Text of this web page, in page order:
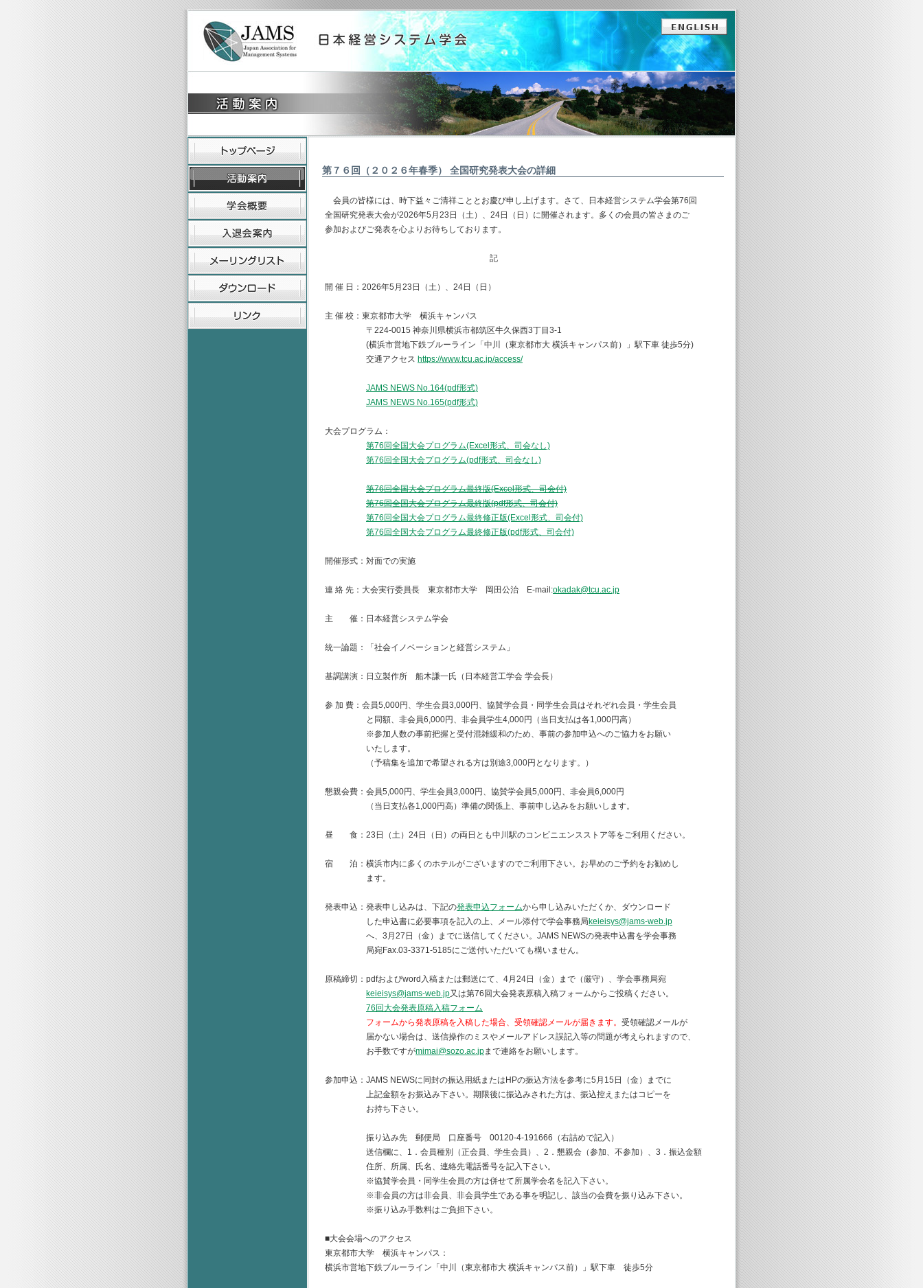
第７６回（２０２６年春季） 全国研究発表大会の詳細
会員の皆様には、時下益々ご清祥こととお慶び申し上げます。さて、日本経営システム学会第76回
全国研究発表大会が2026年5月23日（土）、24日（日）に開催されます。多くの会員の皆さまのご
参加およびご発表を心よりお待ちしております。
記
開 催 日：2026年5月23日（土）、24日（日）
主 催 校：東京都市大学 横浜キャンパス
〒224-0015 神奈川県横浜市都筑区牛久保西3丁目3-1
(横浜市営地下鉄ブルーライン「中川（東京都市大 横浜キャンパス前）」駅下車 徒歩5分)
交通アクセス https://www.tcu.ac.jp/access/
JAMS NEWS No.164(pdf形式)
JAMS NEWS No.165(pdf形式)
大会プログラム：
第76回全国大会プログラム(Excel形式、司会なし)
第76回全国大会プログラム(pdf形式、司会なし)
第76回全国大会プログラム最終版(Excel形式、司会付)
第76回全国大会プログラム最終版(pdf形式、司会付)
第76回全国大会プログラム最終修正版(Excel形式、司会付)
第76回全国大会プログラム最終修正版(pdf形式、司会付)
開催形式：対面での実施
連 絡 先：大会実行委員長 東京都市大学 岡田公治 E-mail:okadak@tcu.ac.jp
主 催：日本経営システム学会
統一論題：「社会イノベーションと経営システム」
基調講演：日立製作所 船木謙一氏（日本経営工学会 学会長）
参 加 費：会員5,000円、学生会員3,000円、協賛学会員・同学生会員はそれぞれ会員・学生会員
と同額、非会員6,000円、非会員学生4,000円（当日支払は各1,000円高）
※参加人数の事前把握と受付混雑緩和のため、事前の参加申込へのご協力をお願い
いたします。
（予稿集を追加で希望される方は別途3,000円となります。）
懇親会費：会員5,000円、学生会員3,000円、協賛学会員5,000円、非会員6,000円
（当日支払各1,000円高）準備の関係上、事前申し込みをお願いします。
昼 食：23日（土）24日（日）の両日とも中川駅のコンビニエンスストア等をご利用ください。
宿 泊：横浜市内に多くのホテルがございますのでご利用下さい。お早めのご予約をお勧めし
ます。
発表申込：発表申し込みは、下記の発表申込フォームから申し込みいただくか、ダウンロード
した申込書に必要事項を記入の上、メール添付で学会事務局keieisys@jams-web.jp
へ、3月27日（金）までに送信してください。JAMS NEWSの発表申込書を学会事務
局宛Fax.03-3371-5185にご送付いただいても構いません。
原稿締切：pdfおよびword入稿または郵送にて、4月24日（金）まで（厳守）、学会事務局宛
keieisys@jams-web.jp又は第76回大会発表原稿入稿フォームからご投稿ください。
76回大会発表原稿入稿フォーム
フォームから発表原稿を入稿した場合、受領確認メールが届きます。 受領確認メールが
届かない場合は、送信操作のミスやメールアドレス誤記入等の問題が考えられますので、
お手数ですがmimai@sozo.ac.jpまで連絡をお願いします。
参加申込：JAMS NEWSに同封の振込用紙またはHPの振込方法を参考に5月15日（金）までに
上記金額をお振込み下さい。期限後に振込みされた方は、振込控えまたはコピーを
お持ち下さい。
振り込み先 郵便局 口座番号 00120-4-191666（右詰めで記入）
送信欄に、1．会員種別（正会員、学生会員）、2．懇親会（参加、不参加）、3．振込金額
住所、所属、氏名、連絡先電話番号を記入下さい。
※協賛学会員・同学生会員の方は併せて所属学会名を記入下さい。
※非会員の方は非会員、非会員学生である事を明記し、該当の会費を振り込み下さい。
※振り込み手数料はご負担下さい。
■大会会場へのアクセス
東京都市大学 横浜キャンパス：
横浜市営地下鉄ブルーライン「中川（東京都市大 横浜キャンパス前）」駅下車 徒歩5分